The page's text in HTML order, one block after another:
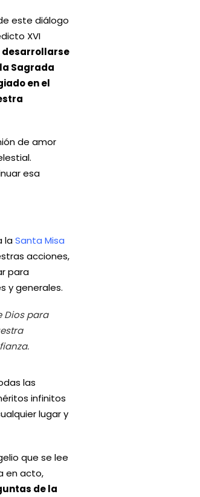
este diálogo
XVI
desarrollarse
Sagrada
en el
de amor
esa
laSanta Misa
acciones,
para
y generales.
Dios para
las
infinitos
lugar y
que se lee
en acto,
de la